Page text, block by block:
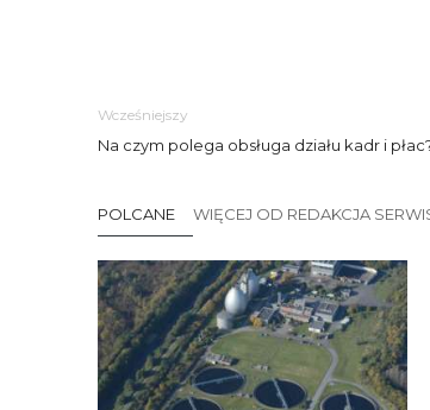
Wcześniejszy
Na czym polega obsługa działu kadr i
POLCANE WIĘCEJ OD REDAKCJA